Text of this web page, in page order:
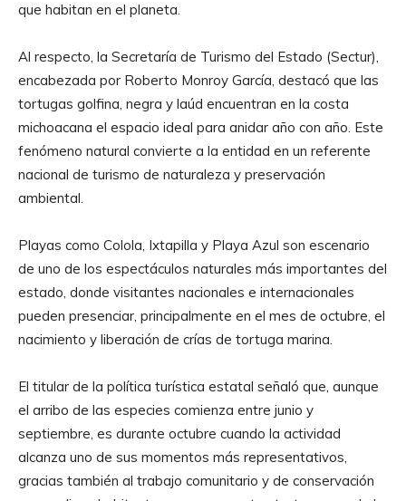
que habitan en el planeta.
Al respecto, la Secretaría de Turismo del Estado (Sectur),
encabezada por Roberto Monroy García, destacó que las
tortugas golfina, negra y laúd encuentran en la costa
michoacana el espacio ideal para anidar año con año. Este
fenómeno natural convierte a la entidad en un referente
nacional de turismo de naturaleza y preservación
ambiental.
Playas como Colola, Ixtapilla y Playa Azul son escenario
de uno de los espectáculos naturales más importantes del
estado, donde visitantes nacionales e internacionales
pueden presenciar, principalmente en el mes de octubre, el
nacimiento y liberación de crías de tortuga marina.
El titular de la política turística estatal señaló que, aunque
el arribo de las especies comienza entre junio y
septiembre, es durante octubre cuando la actividad
alcanza uno de sus momentos más representativos,
gracias también al trabajo comunitario y de conservación